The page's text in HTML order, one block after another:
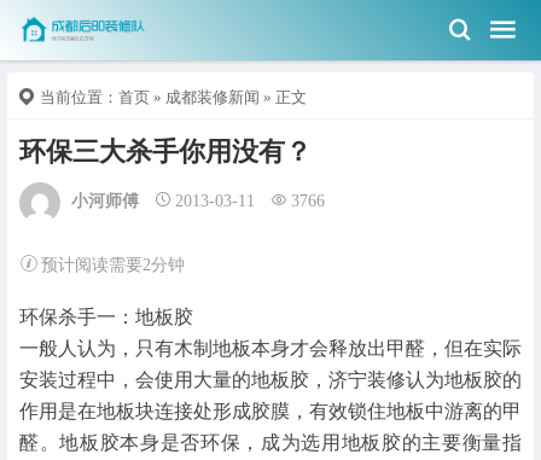
当前位置： 首页 » 成都装修新闻 » 正文
环保三大杀手你用没有？
小河师傅 2013-03-11 3766
预计阅读需要2分钟
环保杀手一：地板胶
一般人认为，只有木制地板本身才会释放出甲醛，但在实际
安装过程中，会使用大量的地板胶，济宁装修认为地板胶的
作用是在地板块连接处形成胶膜，有效锁住地板中游离的甲
醛。地板胶本身是否环保，成为选用地板胶的主要衡量指